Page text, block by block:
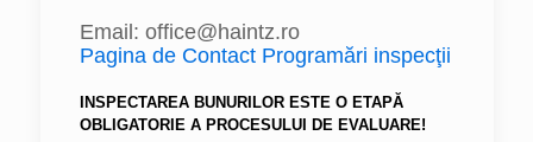
Email: office@haintz.ro
Pagina de Contact Programări inspecţii
INSPECTAREA BUNURILOR ESTE O ETAPĂ
OBLIGATORIE A PROCESULUI DE EVALUARE!